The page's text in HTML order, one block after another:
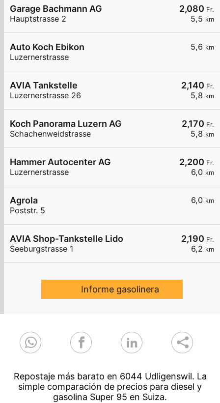
2,080 Fr.
5,5 km
Garage Bachmann AG
Hauptstrasse 2
5,6 km
Auto Koch Ebikon
Luzernerstrasse
2,140 Fr.
5,8 km
AVIA Tankstelle
Luzernerstrasse 26
2,170 Fr.
5,8 km
Koch Panorama Luzern AG
Schachenweidstrasse
2,200 Fr.
6,0 km
Hammer Autocenter AG
Luzernerstrasse
6,0 km
Agrola
Poststr. 5
2,190 Fr.
6,2 km
AVIA Shop-Tankstelle Lido
Seeburgstrasse 1
Informe gasolinera
Repostaje más barato en 6044 Udligenswil. La
simple comparación de precios para diesel y
gasolina Super 95 en Suiza.